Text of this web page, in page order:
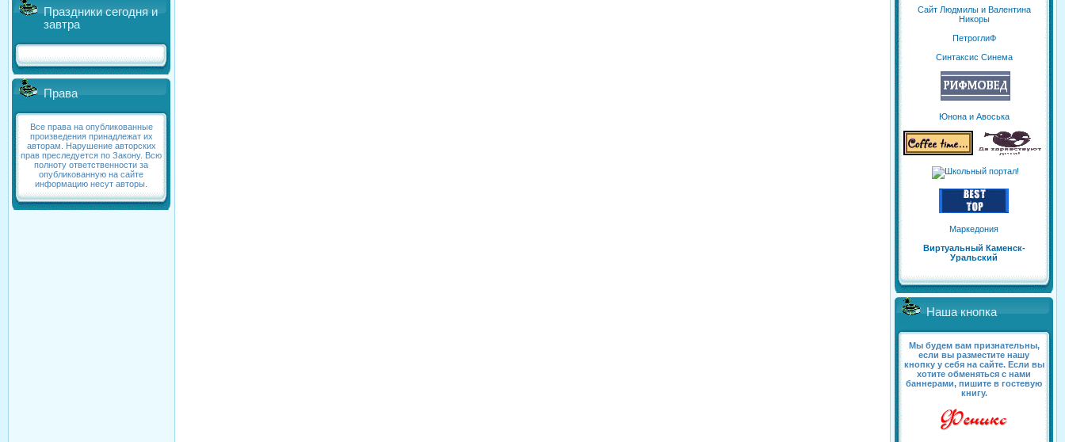
Праздники сегодня и
завтра
Права
Все права на опубликованные
произведения принадлежат их
авторам. Нарушение авторских
прав преследуется по Закону. Всю
полноту ответственности за
опубликованную на сайте
информацию несут авторы.
Сайт Людмилы и Валентина
Никоры
ПетроглиФ
Синтаксис Синема
Юнона и Авоська
Маркедония
Виртуальный Каменск-
Уральский
Наша кнопка
Мы будем вам признательны,
если вы разместите нашу
кнопку у себя на сайте. Если вы
хотите обменяться с нами
баннерами, пишите в гостевую
книгу.